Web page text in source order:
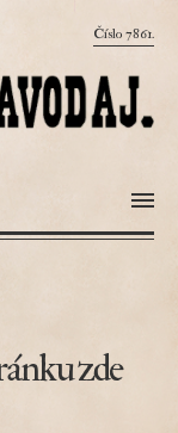
Číslo 7861.
zde